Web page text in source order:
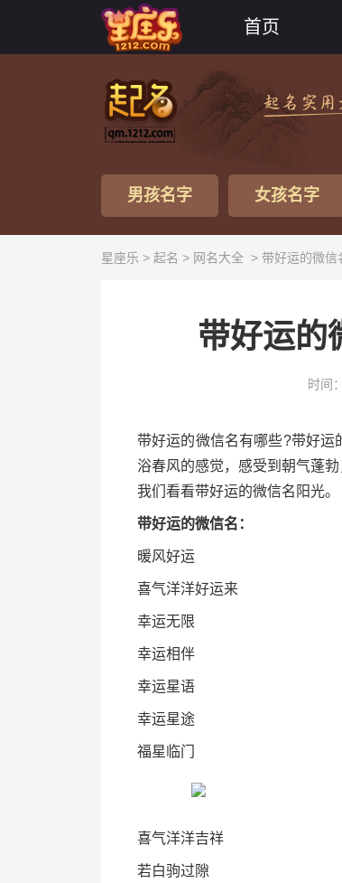
首页
男孩名字 女孩名字
星座乐 > 起名 > 网名大全 > 带好运的微信
带好运的
时间
带好运的微信名有哪些?带好运
浴春风的感觉，感受到朝气蓬
我们看看带好运的微信名阳光。
带好运的微信名：
暖风好运
喜气洋洋好运来
幸运无限
幸运相伴
幸运星语
幸运星途
福星临门
喜气洋洋吉祥
若白驹过隙